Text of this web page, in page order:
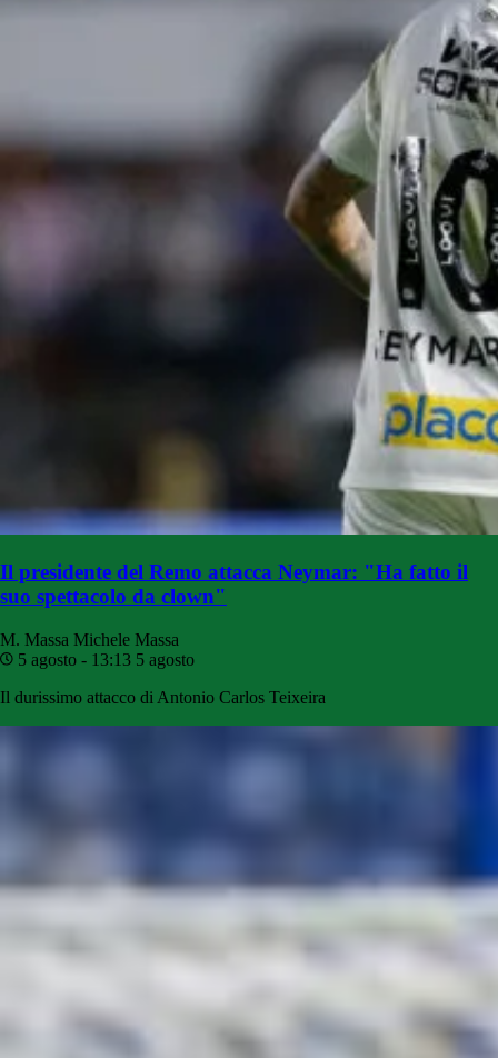
Il presidente del Remo attacca Neymar: "Ha fatto il
suo spettacolo da clown"
M. Massa Michele Massa
5 agosto - 13:13 5 agosto
Il durissimo attacco di Antonio Carlos Teixeira